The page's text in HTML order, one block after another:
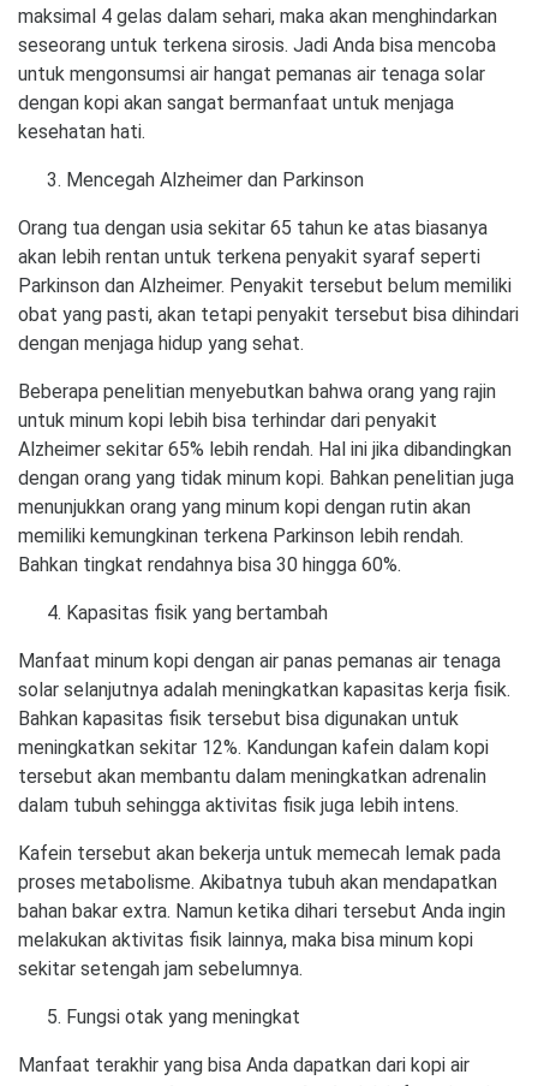
maksimal 4 gelas dalam sehari, maka akan menghindarkan
seseorang untuk terkena sirosis. Jadi Anda bisa mencoba
untuk mengonsumsi air hangat pemanas air tenaga solar
dengan kopi akan sangat bermanfaat untuk menjaga
kesehatan hati.
Mencegah Alzheimer dan Parkinson
Orang tua dengan usia sekitar 65 tahun ke atas biasanya
akan lebih rentan untuk terkena penyakit syaraf seperti
Parkinson dan Alzheimer. Penyakit tersebut belum memiliki
obat yang pasti, akan tetapi penyakit tersebut bisa dihindari
dengan menjaga hidup yang sehat.
Beberapa penelitian menyebutkan bahwa orang yang rajin
untuk minum kopi lebih bisa terhindar dari penyakit
Alzheimer sekitar 65% lebih rendah. Hal ini jika dibandingkan
dengan orang yang tidak minum kopi. Bahkan penelitian juga
menunjukkan orang yang minum kopi dengan rutin akan
memiliki kemungkinan terkena Parkinson lebih rendah.
Bahkan tingkat rendahnya bisa 30 hingga 60%.
Kapasitas fisik yang bertambah
Manfaat minum kopi dengan air panas pemanas air tenaga
solar selanjutnya adalah meningkatkan kapasitas kerja fisik.
Bahkan kapasitas fisik tersebut bisa digunakan untuk
meningkatkan sekitar 12%. Kandungan kafein dalam kopi
tersebut akan membantu dalam meningkatkan adrenalin
dalam tubuh sehingga aktivitas fisik juga lebih intens.
Kafein tersebut akan bekerja untuk memecah lemak pada
proses metabolisme. Akibatnya tubuh akan mendapatkan
bahan bakar extra. Namun ketika dihari tersebut Anda ingin
melakukan aktivitas fisik lainnya, maka bisa minum kopi
sekitar setengah jam sebelumnya.
Fungsi otak yang meningkat
Manfaat terakhir yang bisa Anda dapatkan dari kopi air